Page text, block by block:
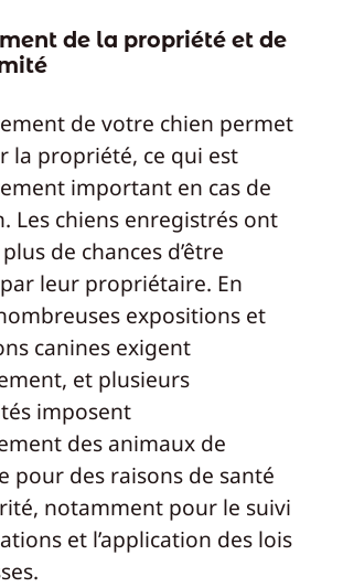
de la propriété et de
de votre chien permet
la propriété, ce qui est
important en cas de
Les chiens enregistrés ont
de chances d’être
leur propriétaire. En
expositions et
canines exigent
et plusieurs
imposent
des animaux de
pour des raisons de santé
notamment pour le suivi
et l’application des lois